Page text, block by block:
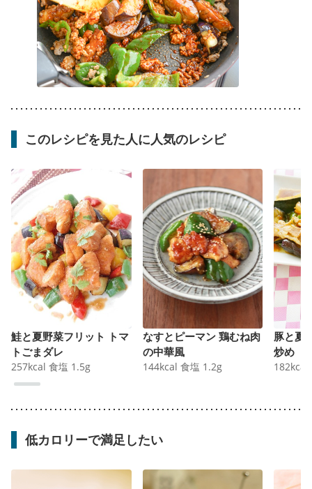
このレシピを見た人に人気のレシピ
鮭と夏野菜フリット トマ
トごまダレ
257kcal 食塩 1.5g
なすとピーマン 鶏むね肉
の中華風
144kcal 食塩 1.2g
豚と夏
炒め
182kcal
低カロリーで満足したい